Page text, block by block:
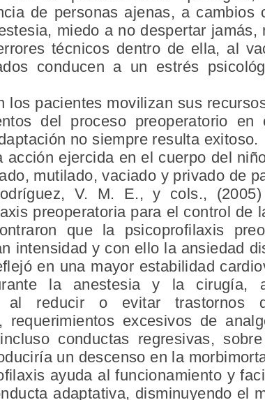
de personas ajenas, a cambios
miedo a no despertar
técnicos dentro de ella, al
conducen a un estrés
los pacientes movilizan sus
del proceso preoperatorio
no siempre resulta exitoso.
ejercida en el cuerpo del
mutilado, vaciado y privado de
V. M. E., y cols.,
preoperatoria para el control de
que la psicoprofilaxis
intensidad y con ello la ansiedad
en una mayor estabilidad
la anestesia y la cirugía,
al reducir o evitar trastornos
requerimientos excesivos de
conductas regresivas,
un descenso en la
ayuda al funcionamiento y
adaptativa, disminuyendo el